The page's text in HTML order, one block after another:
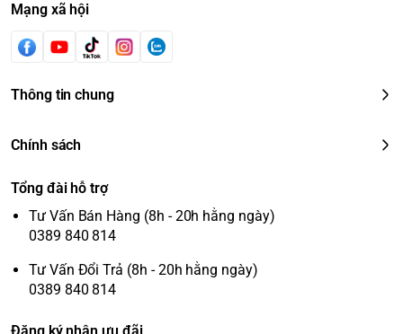
Mạng xã hội
Thông tin chung
Chính sách
Tổng đài hỗ trợ
Tư Vấn Bán Hàng (8h - 20h hằng ngày)
0389 840 814
Tư Vấn Đổi Trả (8h - 20h hằng ngày)
0389 840 814